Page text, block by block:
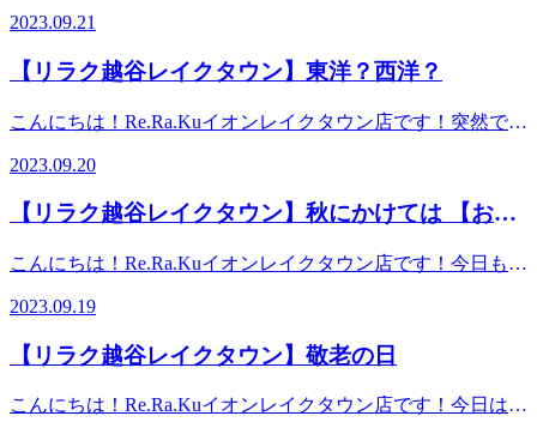
からの未来を健康に過ごしましよう＾＾
━━━━━━━━━━━━━━━━━━……‥・☆★☆新し
い健康を考えるRe.Ra.Ku イオンレイクタウン店営業時間
10：00～21：00（最終受付20：20） 〒343-0828埼玉県越
谷市レイクタウン3-1-1イオンレイクタウンmori2FTEL 048-
967-5051JR武蔵野線 越谷レイクタウン駅より徒歩約10分マ
験ください★
サージのようなほぐしだけではなく、お客様に合わせた様々
れからの未来を健康に過ごしましよう＾＾
い健康を考えるRe.Ra.Ku イオンレイクタウン店営業時間
谷市レイクタウン3-1-1イオンレイクタウンmori2FTEL 048-
967-5051JR武蔵野線 越谷レイクタウン駅より徒歩約10分マ
ッサージより気持ちいい！？リラクのボディケアをぜひご体
それは築いた信頼を徐々に失って首の皮一枚の愛想で繋がっ
いってもんでもございません。あなたに合う強度、回数の設
定があります。疲れたからこそ労いのストレッチをしましょ
う。今、元気なら元気を明日に繋ぐストレッチをしましょ
は欠かさないでください。メルマガのイラストの〆切が迫っ
す！ブログはこの辺で終わります！！！！！ス――――ハ
うなほぐしだけではなく、お客様に合わせた様々な健康に対
来を健康に過ごしましよう＾＾
━━━━━━━━━━━━━━━━━━……‥・☆★☆新し
い健康を考えるRe.Ra.Ku イオンレイクタウン店営業時間
10：00～21：00（最終受付20：20） 〒343-0828埼玉県越
谷市レイクタウン3-1-1イオンレイクタウンmori2FTEL 048-
ね。夏から秋にかけて季節が変わるこの時期は、お疲れも溜
まりやすくなっています。なんとなく体がだるくて疲れが抜
けなかったり、食欲がなくなったりといった不調を感じたり
起こる「秋バテ」の症状かもしれません。秋バテを解消する
には気温の差を調整できるような工夫が必要です。1.暑くて
も長袖を常備お店や乗り物などの室内が冷房で冷えきってい
る事が多いので、軽くい羽織れる物があると便利です。2.室
温コントロールを意識暑い時期にクーラーをつけない訳には
いきませんが、直接人に風を当てないようにする機能等を利
いのお湯に首まで浸かることで（10分くらい）深部体温が上
かで上手に工夫をしながら秋バテを解消して健康に過ごしま
なく、お客様に合わせた様々な健康に対するアドバイスの提
2023.09.21
【リラク越谷レイクタウン】東洋？西洋？
こんにちは！Re.Ra.Kuイオンレイクタウン店です！突然です
れますか？？西洋医学は、投薬や手術といった方法で、体の
悪い部分に直接アプローチして治療していきます。東洋医学
は、体の不調を内側から根本的に治す治療法。具体的には鍼
に防ぐため、日頃から疲れを溜めず抵抗力をつけておくとい
うのも、東洋医学の考え方。ちなみに得意分野があります。
骨折して痛いというように、第三者が目で見て分かる原因に
よって発生している症状東洋医学→『機能的疾患』ex.)肩が
凝って仕事がはかどらない、骨や神経に異常がないのに手が
2023.09.20
【リラク越谷レイクタウン】秋にかけては 【おな
こんにちは！Re.Ra.Kuイオンレイクタウン店です！今日も暑
の気温分布図を見ると、日本列島が真っ赤に彩られていま
す。九月も後半戦ですが、この残暑が明けると一気に冬の気
配がするようになってきて、紅葉で真っ赤に染まる山々が観
時期なのでしっかりとお身体のケアをしていきましょう。秋
2023.09.19
【リラク越谷レイクタウン】敬老の日
こんにちは！Re.Ra.Kuイオンレイクタウン店です！今日は敬